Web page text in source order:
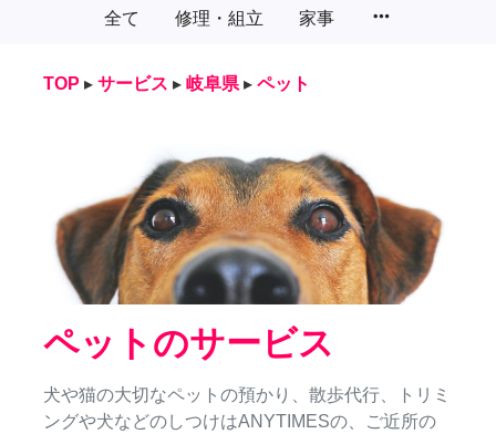
全て 修理・組立 家事 more_horiz
TOP ▸ サービス ▸ 岐阜県 ▸ ペット
ペットのサービス
犬や猫の大切なペットの預かり、散歩代行、トリミ
ングや犬などのしつけはANYTIMESの、ご近所の